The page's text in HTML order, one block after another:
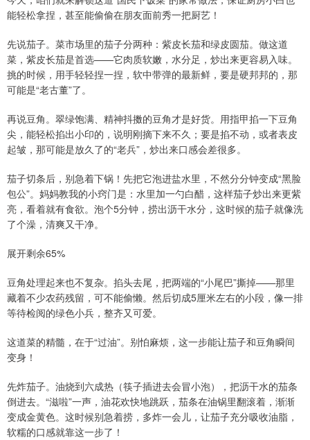
能轻松拿捏，甚至能偷偷在朋友面前秀一把厨艺！
先说茄子。菜市场里的茄子分两种：紫皮长茄和绿皮圆茄。做这道
菜，紫皮长茄是首选——它肉质软嫩，水分足，炒出来更容易入味。
挑的时候，用手轻轻捏一捏，软中带弹的最新鲜，要是硬邦邦的，那
可能是“老古董”了。
再说豆角。翠绿饱满、精神抖擞的豆角才是好货。用指甲掐一下豆角
尖，能轻松掐出小印的，说明刚摘下来不久；要是掐不动，或者表皮
起皱，那可能是放久了的“老兵”，炒出来口感会差很多。
茄子切条后，别急着下锅！先把它泡进盐水里，不然分分钟变成“黑脸
包公”。妈妈教我的小窍门是：水里加一勺白醋，这样茄子炒出来更紫
亮，看着就有食欲。泡个5分钟，捞出沥干水分，这时候的茄子就像洗
了个澡，清爽又干净。
展开剩余65%
豆角处理起来也不复杂。掐头去尾，把两端的“小尾巴”撕掉——那里
藏着不少农药残留，可不能偷懒。然后切成5厘米左右的小段，像一排
等待检阅的绿色小兵，整齐又可爱。
这道菜的精髓，在于“过油”。别怕麻烦，这一步能让茄子和豆角瞬间
变身！
先炸茄子。油烧到六成热（筷子插进去会冒小泡），把沥干水的茄条
倒进去。“滋啦”一声，油花欢快地跳跃，茄条在油锅里翻滚着，渐渐
变成金黄色。这时候别急着捞，多炸一会儿，让茄子充分吸收油脂，
软糯的口感就靠这一步了！